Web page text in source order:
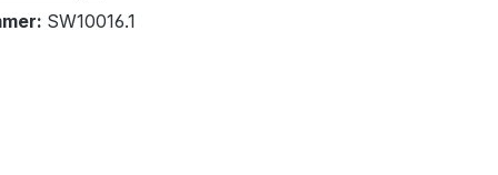
SW10016.1